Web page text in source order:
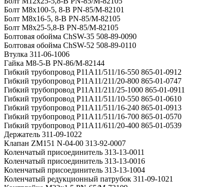
Болт M8х100-5, 8-B PN-85/M-82101
Болт M8х16-5, 8-B PN-85/M-82105
Болт M8х25-5,8-B PN-85/M-82105
Болтовая обойма ChSW-35 508-89-0090
Болтовая обойма ChSW-52 508-89-0110
Втулка 311-06-1006
Гайка M8-5-B PN-86/M-82144
Гибкий трубопровод P11A11/511/16-550 865-01-0912
Гибкий трубопровод Р11А11/211/20-800 865-01-0747
Гибкий трубопровод Р11А11/211/25-1000 865-01-0911
Гибкий трубопровод Р11А11/511/10-550 865-01-0610
Гибкий трубопровод Р11А11/511/16-240 865-01-0913
Гибкий трубопровод Р11А11/511/16-700 865-01-0570
Гибкий трубопровод Р11А11/611/20-400 865-01-0539
Держатель 311-09-1022
Клапан ZM151 N-04-00 313-92-0007
Коленчатый присоединитель 313-13-0011
Коленчатый присоединитель 313-13-0016
Коленчатый присоединитель 313-13-1004
Коленчатый редукционный патрубок 311-09-1021